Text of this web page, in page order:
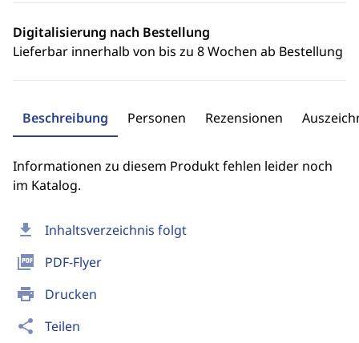
download Inhaltsverzeichnis folgt
picture_as_pdf PDF-Flyer
print Drucken
share Teilen
Digitalisierung nach Bestellung
Lieferbar innerhalb von bis zu 8 Wochen ab Bestellung
Beschreibung Personen Rezensionen
Informationen zu diesem Produkt fehlen leider noch
im Katalog.